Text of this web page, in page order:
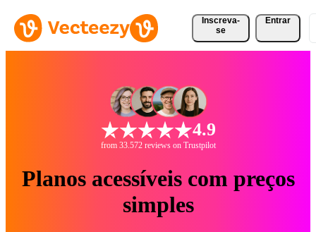
Inscreva-
se
Entrar
4.9
from 33.572 reviews on Trustpilot
Planos acessíveis com preços
simples